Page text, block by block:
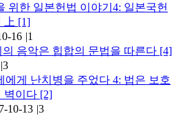
위한 일본헌법 이야기4: 일본국헌
上 [1]
16 |1
음악은 힙합의 문법을 따른다 [4]
|3
에게 난치병을 주었다 4: 법은 보호
벽이다 [2]
10-13 |3